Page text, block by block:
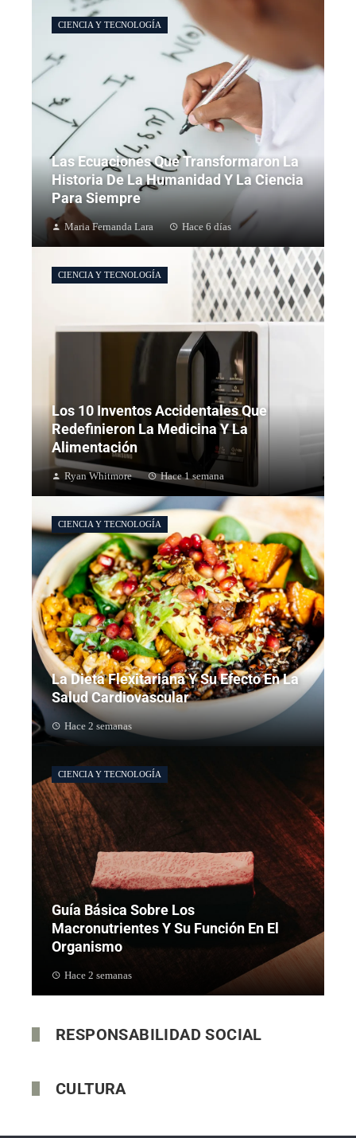
CIENCIA Y TECNOLOGÍA
Las Ecuaciones Que Transformaron La
Historia De La Humanidad Y La Ciencia
Para Siempre
Maria Fernanda Lara Hace 6 días
CIENCIA Y TECNOLOGÍA
Los 10 Inventos Accidentales Que
Redefinieron La Medicina Y La
Alimentación
Ryan Whitmore Hace 1 semana
CIENCIA Y TECNOLOGÍA
La Dieta Flexitariana Y Su Efecto En La
Salud Cardiovascular
Hace 2 semanas
CIENCIA Y TECNOLOGÍA
Guía Básica Sobre Los
Macronutrientes Y Su Función En El
Organismo
Hace 2 semanas
RESPONSABILIDAD SOCIAL
CULTURA